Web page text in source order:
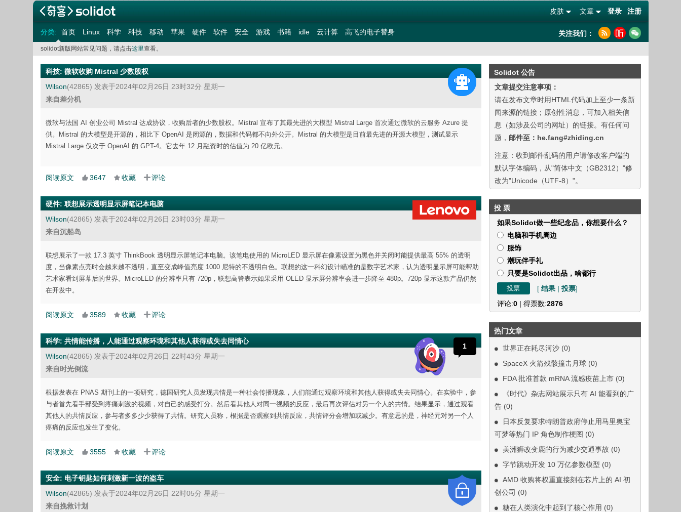
登录 注册
文章
皮肤
分类: 首页 Linux 科学 科技 移动 苹果 硬件 软件 安全 游戏 书籍 idle 云计算 高飞的电子替身 关注我们：
solidot新版网站常见问题，请点击这里查看。
Solidot 公告
文章提交注意事项：
请在发布文章时用HTML代码加上至少一条新
闻来源的链接；原创性消息，可加入相关信
息（如涉及公司的网址）的链接。有任何问
题， 邮件至：he.fang#zhiding.cn
注意：收到邮件乱码的用户请修改客户端的
默认字体编码，从"简体中文（GB2312）"修
改为"Unicode（UTF-8）"。
投 票
如果Solidot做一些纪念品，你想要什么？
电脑和手机周边
服饰
潮玩伴手礼
只要是Solidot出品，啥都行
[ 结果| 投票]
评论:0| 得票数:2876
热门文章
世界正在耗尽河沙 (0)
SpaceX 火箭残骸撞击月球 (0)
FDA 批准首款 mRNA 流感疫苗上市 (0)
《时代》杂志网站展示只有 AI 能看到的广
告 (0)
日本反复要求特朗普政府停止用马里奥宝
可梦等热门 IP 角色制作梗图 (0)
美洲狮改变鹿的行为减少交通事故 (0)
字节跳动开发 10 万亿参数模型 (0)
AMD 收购将权重直接刻在芯片上的 AI 初
创公司 (0)
糖在人类演化中起到了核心作用 (0)
科技: 微软收购 Mistral 少数股权
Wilson(42865) 发表于2024年02月26日 23时32分 星期一
来自差分机
微软与法国 AI 创业公司 Mistral 达成协议，收购后者的少数股权。Mistral 宣布了其最先进的大模型 Mistral Large 首次通过微软的云服务 Azure 提
供。Mistral 的大模型是开源的，相比下 OpenAI 是闭源的，数据和代码都不向外公开。Mistral 的大模型是目前最先进的开源大模型，测试显示
Mistral Large 仅次于 OpenAI 的 GPT-4。它去年 12 月融资时的估值为 20 亿欧元。
阅读原文 3647 收藏 评论
硬件: 联想展示透明显示屏笔记本电脑
Wilson(42865) 发表于2024年02月26日 23时03分 星期一
来自沉船岛
联想展示了一款 17.3 英寸 ThinkBook 透明显示屏笔记本电脑。该笔电使用的 MicroLED 显示屏在像素设置为黑色并关闭时能提供最高 55% 的透明
度，当像素点亮时会越来越不透明，直至变成峰值亮度 1000 尼特的不透明白色。联想的这一科幻设计瞄准的是数字艺术家，认为透明显示屏可能帮助
艺术家看到屏幕后的世界。MicroLED 的分辨率只有 720p，联想高管表示如果采用 OLED 显示屏分辨率会进一步降至 480p。720p 显示这款产品仍然
在开发中。
阅读原文 3589 收藏 评论
科学: 共情能传播，人能通过观察环境和其他人获得或失去同情心
1
Wilson(42865) 发表于2024年02月26日 22时43分 星期一
来自时光倒流
根据发表在 PNAS 期刊上的一项研究，德国研究人员发现共情是一种社会传播现象，人们能通过观察环境和其他人获得或失去同情心。在实验中，参
与者首先看手部受到疼痛刺激的视频，对自己的感受打分。然后看其他人对同一视频的反应，最后再次评估对另一个人的共情。结果显示，通过观看
其他人的共情反应，参与者多多少少获得了共情。研究人员称，根据是否观察到共情反应，共情评分会增加或减少。有意思的是，神经元对另一个人
疼痛的反应也发生了变化。
阅读原文 3555 收藏 评论
安全: 电子钥匙如何刺激新一波的盗车
Wilson(42865) 发表于2024年02月26日 22时05分 星期一
来自挽救计划